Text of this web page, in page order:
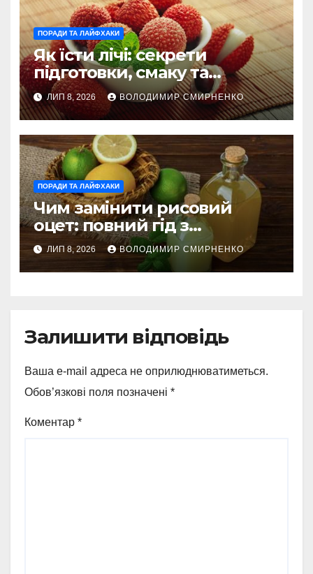
ПОРАДИ ТА ЛАЙФХАКИ
Як їсти лічі: секрети
підготовки, смаку та
корисного вживання
ЛИП 8, 2026 ВОЛОДИМИР СМИРНЕНКО
ПОРАДИ ТА ЛАЙФХАКИ
Чим замінити рисовий
оцет: повний гід з
альтернативами
ЛИП 8, 2026 ВОЛОДИМИР СМИРНЕНКО
Залишити відповідь
Ваша e-mail адреса не оприлюднюватиметься.
Обов’язкові поля позначені *
Коментар *